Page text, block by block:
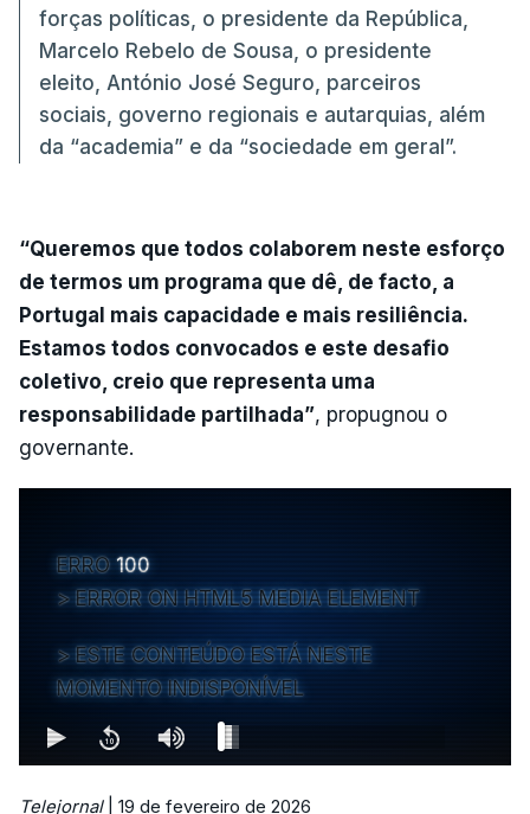
forças políticas, o presidente da República,
Marcelo Rebelo de Sousa, o presidente
eleito, António José Seguro, parceiros
sociais, governo regionais e autarquias, além
da “academia” e da “sociedade em geral”.
“Queremos que todos colaborem neste esforço
de termos um programa que dê, de facto, a
Portugal mais capacidade e mais resiliência.
Estamos todos convocados e este desafio
coletivo, creio que representa uma
responsabilidade partilhada”, propugnou o
governante.
ERRO 100
ERROR ON HTML5 MEDIA ELEMENT
ESTE CONTEÚDO ESTÁ NESTE
MOMENTO INDISPONÍVEL
Telejornal | 19 de fevereiro de 2026